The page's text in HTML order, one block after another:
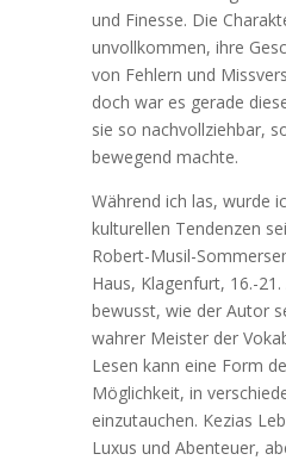
und Finesse. Die
unvollkommen, ihre
von Fehlern und
doch war es gerade
sie so nachvollziehbar,
bewegend machte.
Während ich las, wurde
kulturellen Tendenzen
Robert-Musil-
Haus, Klagenfurt, 16.-
bewusst, wie der Autor
wahrer Meister der
Lesen kann eine Form
Möglichkeit, in
einzutauchen. Kezias
Luxus und Abenteuer,